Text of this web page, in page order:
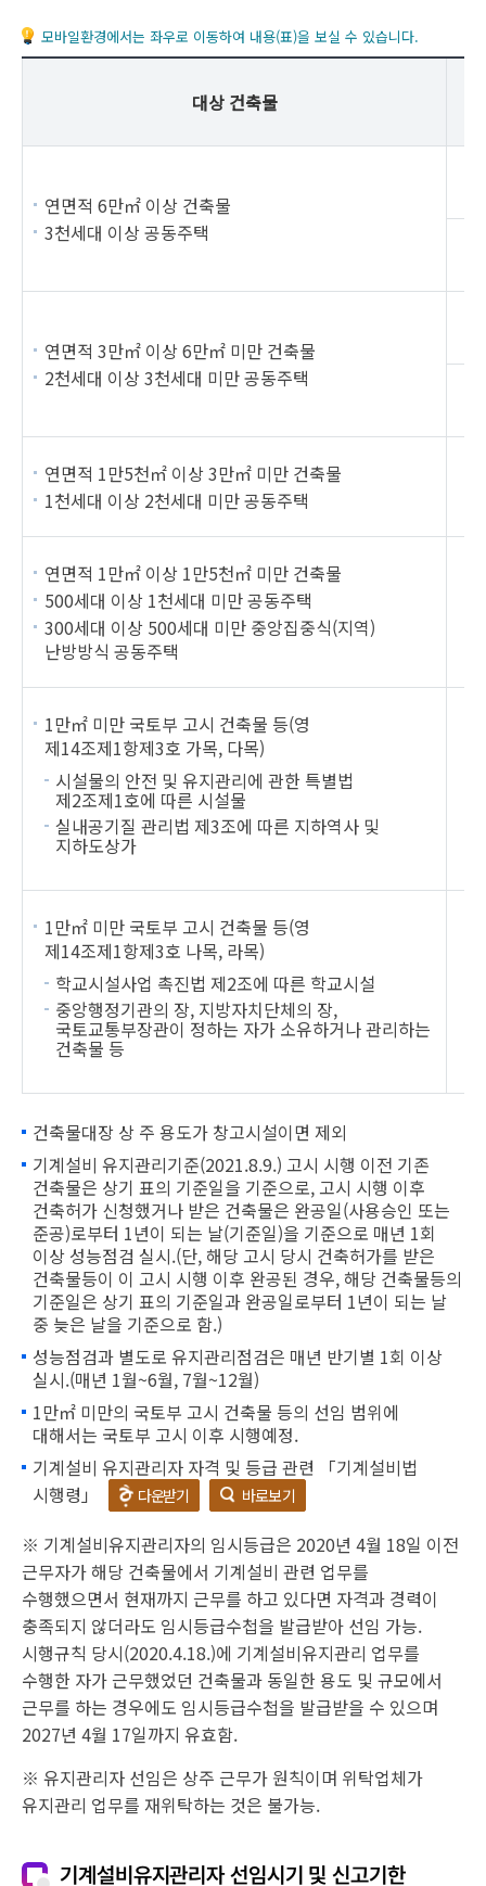
모바일환경에서는 좌우로 이동하여 내용(표)을 보실 수 있습니다.
대상 건축물
연면적 6만㎡ 이상 건축물
3천세대 이상 공동주택
연면적 3만㎡ 이상 6만㎡ 미만 건축물
2천세대 이상 3천세대 미만 공동주택
연면적 1만5천㎡ 이상 3만㎡ 미만 건축물
1천세대 이상 2천세대 미만 공동주택
연면적 1만㎡ 이상 1만5천㎡ 미만 건축물
500세대 이상 1천세대 미만 공동주택
300세대 이상 500세대 미만 중앙집중식(지역)
난방방식 공동주택
1만㎡ 미만 국토부 고시 건축물 등(영
제14조제1항제3호 가목, 다목)
시설물의 안전 및 유지관리에 관한 특별법
제2조제1호에 따른 시설물
실내공기질 관리법 제3조에 따른 지하역사 및
지하도상가
1만㎡ 미만 국토부 고시 건축물 등(영
제14조제1항제3호 나목, 라목)
학교시설사업 촉진법 제2조에 따른 학교시설
중앙행정기관의 장, 지방자치단체의 장,
국토교통부장관이 정하는 자가 소유하거나 관리하는
건축물 등
건축물대장 상 주 용도가 창고시설이면 제외
기계설비 유지관리기준(2021.8.9.) 고시 시행 이전 기존
건축물은 상기 표의 기준일을 기준으로, 고시 시행 이후
건축허가 신청했거나 받은 건축물은 완공일(사용승인 또는
준공)로부터 1년이 되는 날(기준일)을 기준으로 매년 1회
이상 성능점검 실시.(단, 해당 고시 당시 건축허가를 받은
건축물등이 이 고시 시행 이후 완공된 경우, 해당 건축물등의
기준일은 상기 표의 기준일과 완공일로부터 1년이 되는 날
중 늦은 날을 기준으로 함.)
성능점검과 별도로 유지관리점검은 매년 반기별 1회 이상
실시.(매년 1월~6월, 7월~12월)
1만㎡ 미만의 국토부 고시 건축물 등의 선임 범위에
대해서는 국토부 고시 이후 시행예정.
기계설비 유지관리자 자격 및 등급 관련 「기계설비법
시행령」
다운받기 바로보기
※ 기계설비유지관리자의 임시등급은 2020년 4월 18일 이전
근무자가 해당 건축물에서 기계설비 관련 업무를
수행했으면서 현재까지 근무를 하고 있다면 자격과 경력이
충족되지 않더라도 임시등급수첩을 발급받아 선임 가능.
시행규칙 당시(2020.4.18.)에 기계설비유지관리 업무를
수행한 자가 근무했었던 건축물과 동일한 용도 및 규모에서
근무를 하는 경우에도 임시등급수첩을 발급받을 수 있으며
2027년 4월 17일까지 유효함.
※ 유지관리자 선임은 상주 근무가 원칙이며 위탁업체가
유지관리 업무를 재위탁하는 것은 불가능.
기계설비유지관리자 선임시기 및 신고기한